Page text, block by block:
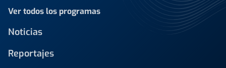
Ver todos los programas
Noticias
Reportajes